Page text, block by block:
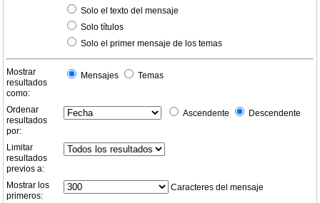
Solo el texto del mensaje
Solo títulos
Solo el primer mensaje de los temas
Mostrar
resultados
como:
Mensajes Temas
Ordenar
resultados
por:
Ascendente Descendente
Limitar
resultados
previos a:
Mostrar los
primeros:
Caracteres del mensaje